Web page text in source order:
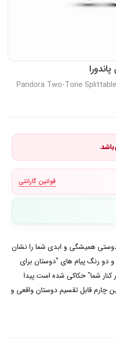
Pandora Two-Tone
قوانین گارانتی
همیشگی و ابدی شما را نشان
رنگ پیام های "دوستان برای
شما" حکاکی شده است.پیدا
قابل تقسیم دوستان واقعی و